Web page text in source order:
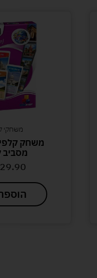
משחק קלפים רביעיות
הוספה לסל